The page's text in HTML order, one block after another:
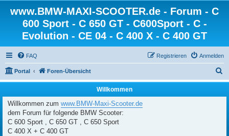
www.BMW-MAXI-SCOOTER.de - Forum - C
600 Sport - C 650 GT - C600Sport - C -
Evolution - CE 04 - C 400 X - C 400 GT
FAQ Anmelden
Registrieren
Portal Foren-Übersicht
u
Willkommen
Willkommen zum www.BMW-Maxi-Scooter.de
dem Forum für folgende BMW Scooter:
C 600 Sport , C 650 GT , C 650 Sport
C 400 X + C 400 GT